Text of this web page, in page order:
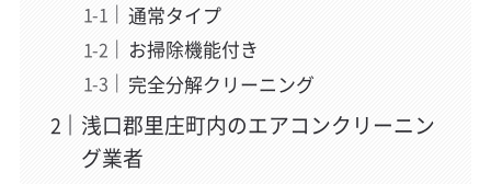
通常タイプ
お掃除機能付き
完全分解クリーニング
浅口郡里庄町内のエアコンクリーニン
グ業者